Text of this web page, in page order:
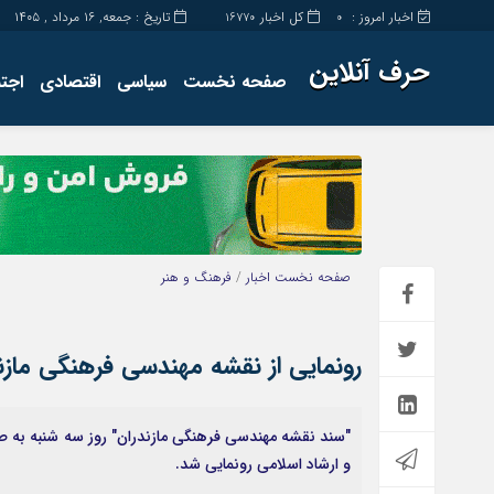
کل اخبار 16770 اخبار امروز : 0 تاریخ : جمعه, ۱۶ مرداد , ۱۴۰۵
حرف آنلاین صفحه نخست سیاسی اقتصادی
صفحه نخست اخبار / فرهنگ و هنر
رونمایی از نقشه مهندسی فرهنگی
"سند نقشه مهندسی فرهنگی مازندران"‌ روز سه شنبه
و ارشاد اسلامی رونمایی شد.